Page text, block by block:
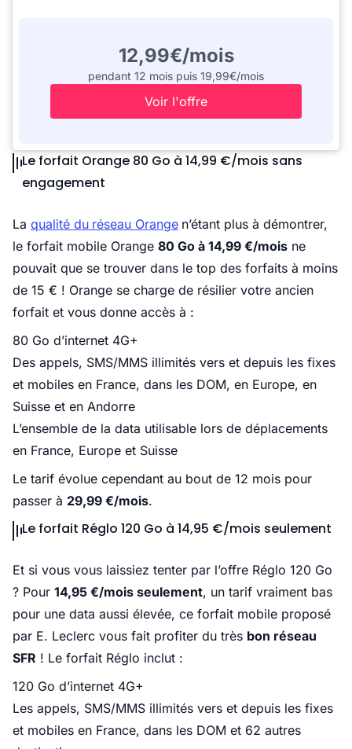
12,99€/mois
pendant 12 mois puis 19,99€/mois
Voir l'offre
Le forfait Orange 80 Go à 14,99 €/mois sans
engagement
La qualité du réseau Orange n’étant plus à démontrer,
le forfait mobile Orange 80 Go à 14,99 €/mois ne
pouvait que se trouver dans le top des forfaits à moins
de 15 € ! Orange se charge de résilier votre ancien
forfait et vous donne accès à :
80 Go d’internet 4G+
Des appels, SMS/MMS illimités vers et depuis les fixes
et mobiles en France, dans les DOM, en Europe, en
Suisse et en Andorre
L’ensemble de la data utilisable lors de déplacements
en France, Europe et Suisse
Le tarif évolue cependant au bout de 12 mois pour
passer à 29,99 €/mois.
Le forfait Réglo 120 Go à 14,95 €/mois seulement
Et si vous vous laissiez tenter par l’offre Réglo 120 Go
? Pour 14,95 €/mois seulement, un tarif vraiment bas
pour une data aussi élevée, ce forfait mobile proposé
par E. Leclerc vous fait profiter du très bon réseau
SFR ! Le forfait Réglo inclut :
120 Go d’internet 4G+
Les appels, SMS/MMS illimités vers et depuis les fixes
et mobiles en France, dans les DOM et 62 autres